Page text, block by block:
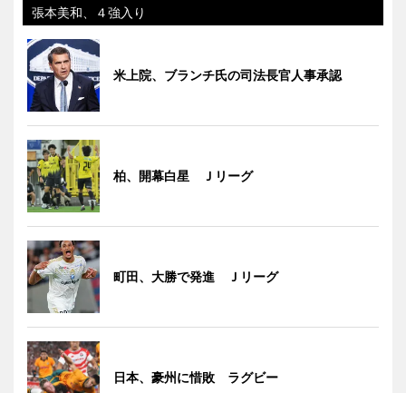
張本美和、４強入り
米上院、ブランチ氏の司法長官人事承認
柏、開幕白星 Ｊリーグ
町田、大勝で発進 Ｊリーグ
日本、豪州に惜敗 ラグビー